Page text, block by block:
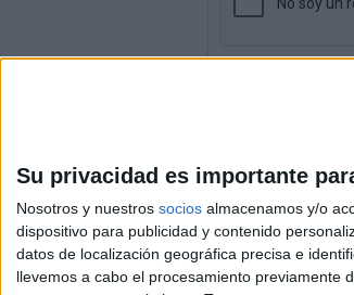
Su privacidad es importante
Nosotros y nuestros socios almacenamos y/o
dispositivo para publicidad y contenido
datos de localización geográfica precisa e
llevemos a cabo el procesamiento previamente